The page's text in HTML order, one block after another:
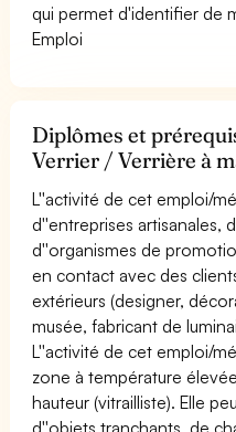
qui permet d'identifier de
Emploi
Diplômes et
Verrier / Verrière à
L''activité de cet emploi/
d''entreprises artisanales,
d''organismes de
en contact avec des
extérieurs (designer,
musée, fabricant de
L''activité de cet emploi/
zone à température
hauteur (vitrailliste). Elle
d''objets tranchants, de